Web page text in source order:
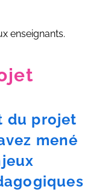
enseignants.
du projet
mené